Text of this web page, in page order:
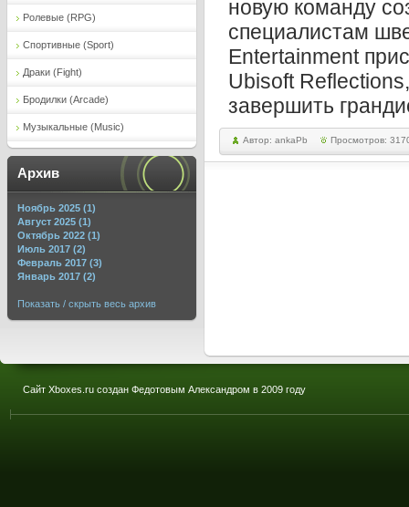
новую команду
специалистам
Entertainment
Ubisoft
завершить
Автор: ankaPb Просмотров:
Ролевые (RPG)
Спортивные (Sport)
Драки (Fight)
Бродилки (Arcade)
Музыкальные (Music)
Архив
Ноябрь 2025 (1)
Август 2025 (1)
Октябрь 2022 (1)
Июль 2017 (2)
Февраль 2017 (3)
Январь 2017 (2)
Показать / скрыть весь архив
Сайт Xboxes.ru создан Федотовым Александром в 2009 году